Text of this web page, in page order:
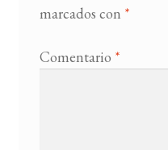
marcados con *
Comentario *